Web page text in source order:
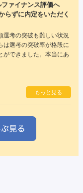
ァイナンス評価へ
らずに内定をいただく
選考の突破も難しい状況
は選考の突破率が格段に
ができました。本当にあ
もっと見る